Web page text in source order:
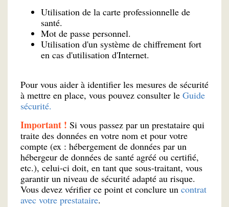
Utilisation de la carte professionnelle de
santé.
Mot de passe personnel.
Utilisation d'un système de chiffrement fort
en cas d'utilisation d'Internet.
Pour vous aider à identifier les mesures de sécurité
à mettre en place, vous pouvez consulter le Guide
sécurité.
Important ! Si vous passez par un prestataire qui
traite des données en votre nom et pour votre
compte (ex : hébergement de données par un
hébergeur de données de santé agréé ou certifié,
etc.), celui-ci doit, en tant que sous-traitant, vous
garantir un niveau de sécurité adapté au risque.
Vous devez vérifier ce point et conclure un contrat
avec votre prestataire.